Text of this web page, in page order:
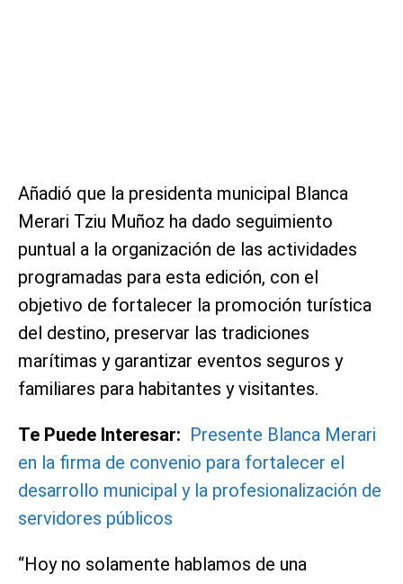
Añadió que la presidenta municipal Blanca
Merari Tziu Muñoz ha dado seguimiento
puntual a la organización de las actividades
programadas para esta edición, con el
objetivo de fortalecer la promoción turística
del destino, preservar las tradiciones
marítimas y garantizar eventos seguros y
familiares para habitantes y visitantes.
Te Puede Interesar: Presente Blanca Merari
en la firma de convenio para fortalecer el
desarrollo municipal y la profesionalización de
servidores públicos
“Hoy no solamente hablamos de una